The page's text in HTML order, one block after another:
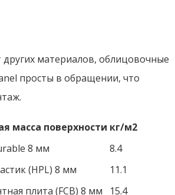
других материалов, облицовочные
просты в обращении, что
масса поверхности кг/м2
8 мм
8.4
(HPL) 8 мм
11.1
плита (FCB) 8 мм
15.4